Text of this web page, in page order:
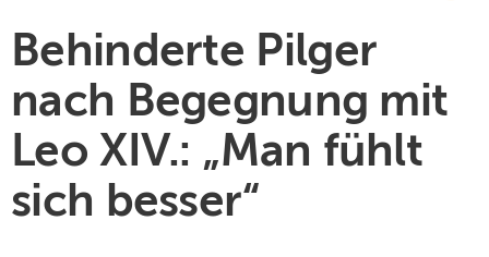
Behinderte Pilger
nach Begegnung mit
Leo XIV.: „Man fühlt
sich besser“